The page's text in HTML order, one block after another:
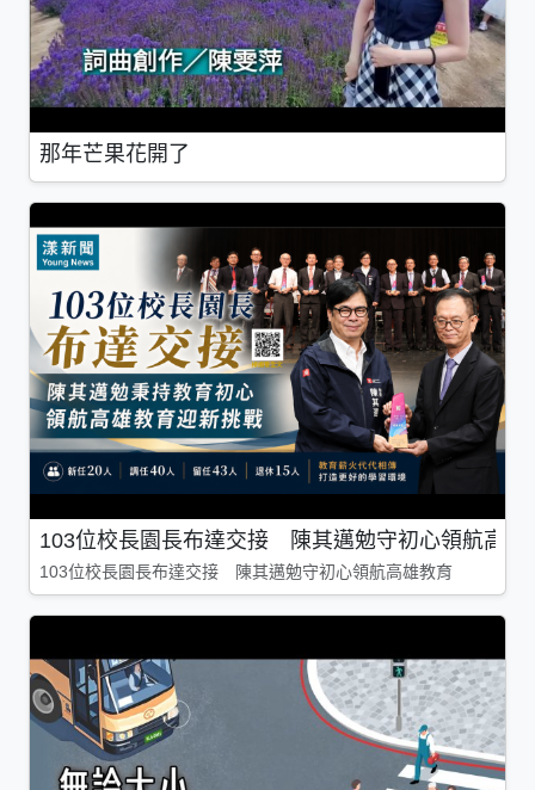
那年芒果花開了
103位校長園長布達交接 陳其邁勉守初心領航高雄
103位校長園長布達交接 陳其邁勉守初心領航高雄教育